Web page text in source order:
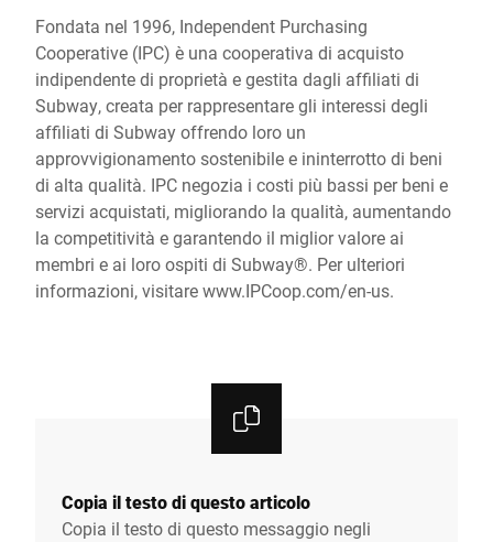
Fondata nel 1996, Independent Purchasing
Cooperative (IPC) è una cooperativa di acquisto
indipendente di proprietà e gestita dagli affiliati di
Subway, creata per rappresentare gli interessi degli
affiliati di Subway offrendo loro un
approvvigionamento sostenibile e ininterrotto di beni
di alta qualità. IPC negozia i costi più bassi per beni e
servizi acquistati, migliorando la qualità, aumentando
la competitività e garantendo il miglior valore ai
membri e ai loro ospiti di Subway®. Per ulteriori
informazioni, visitarewww.IPCoop.com/en-us.
Copia il testo di questo articolo
Copia il testo di questo messaggio negli